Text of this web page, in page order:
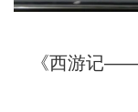
《西游记